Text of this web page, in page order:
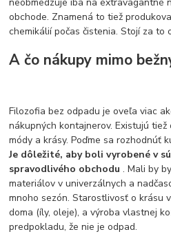
neobmedzuje iba na extravagantné
obchode. Znamená to tiež
chemikálií počas čistenia. Stojí za to
A čo nákupy mimo
Filozofia bez odpadu je oveľa viac
nákupných kontajnerov. Existujú
módy a krásy. Poďme sa rozhodnúť
Je dôležité, aby boli vyrobené v
spravodlivého obchodu. Mali by
materiálov v univerzálnych a
mnoho sezón. Starostlivosť o krásu
doma (íly, oleje), a výroba vlastnej
predpokladu, že nie je odpad.